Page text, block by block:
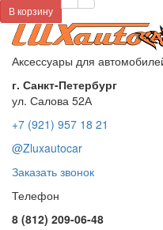
В корзину
Аксессуары для
г. Санкт-Петербург
ул. Салова 52А
+7 (921) 957 18 21
@Zluxautocar
Заказать звонок
Телефон
8 (812) 209-06-48